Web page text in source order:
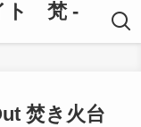
ト 梵 -
焚き火台